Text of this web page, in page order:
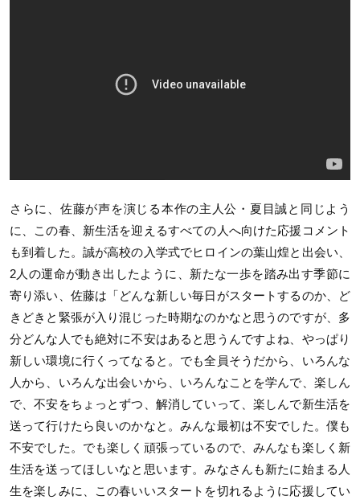
さらに、佐藤が声を演じる本作の主人公・夏目誠と同じよう
に、この春、新生活を迎えるすべての人へ向けた応援コメント
も到着した。誠が高校の入学式でヒロインの葉山煌と出会い、
2人の運命が動き出したように、新たな一歩を踏み出す季節に
寄り添い、佐藤は「どんな新しい毎日がスタートするのか、ど
きどきと緊張が入り混じった時期なのかなと思うのですが、多
分どんな人でも絶対に不安はあると思うんですよね、やっぱり
新しい環境に行くってなると。でも全員そうだから、いろんな
人から、いろんな出会いから、いろんなことを学んで、楽しん
で、不安をちょっとずつ、解消していって、楽しんで新生活を
送って行けたら良いのかなと。みんな最初は不安でした。僕も
不安でした。でも楽しく頑張っているので、みんなも楽しく新
生活を送ってほしいなと思います。みなさんも新たに始まる人
生を楽しみに、この春いいスタートを切れるように応援してい